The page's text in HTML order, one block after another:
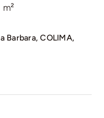
Barbara, COLIMA,